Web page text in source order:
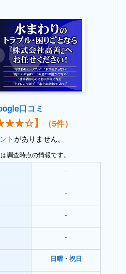
口コミ
★★☆】 （5件）
トがありません。
調査時点の情報です。
‐
‐
‐
‐
日曜・祝日